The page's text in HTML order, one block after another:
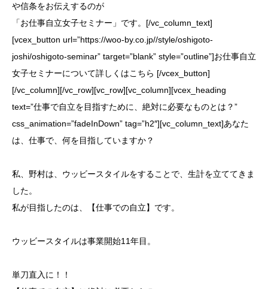
や信条をお伝えするのが
「お仕事自立女子セミナー」です。[/vc_column_text]
[vcex_button url=”https://woo-by.co.jp//style/oshigoto-
joshi/oshigoto-seminar” target=”blank” style=”outline”]お仕事自立
女子セミナーについて詳しくはこちら [/vcex_button]
[/vc_column][/vc_row][vc_row][vc_column][vcex_heading
text=”仕事で自立を目指すために、絶対に必要なものとは？”
css_animation=”fadeInDown” tag=”h2″][vc_column_text]あなた
は、仕事で、何を目指していますか？
私、野村は、ウッビースタイルをすることで、生計を立ててきま
した。
私が目指したのは、【仕事での自立】です。
ウッビースタイルは事業開始11年目。
単刀直入に！！